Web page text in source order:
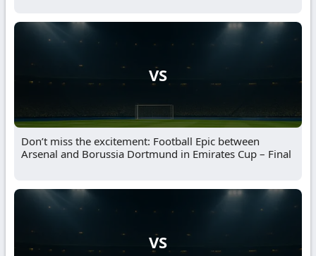
VS
Don’t miss the excitement: Football Epic between
Arsenal and Borussia Dortmund in Emirates Cup – Final
VS